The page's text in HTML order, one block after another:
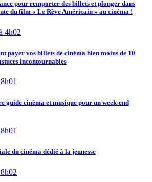
pour remporter des billets et plonger dans
du film « Le Rêve Américain » au cinéma !
4h02
payer vos billets de cinéma bien moins de 10
incontournables
guide cinéma et musique pour un week-end
du cinéma dédié à la jeunesse